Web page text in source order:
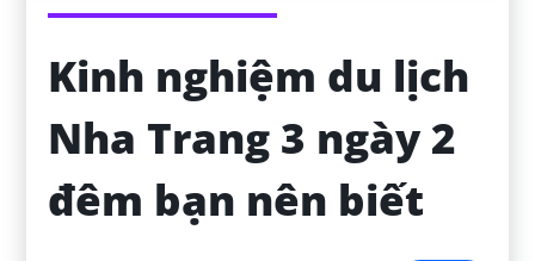
Kinh nghiệm du lịch
Nha Trang 3 ngày 2
đêm bạn nên biết